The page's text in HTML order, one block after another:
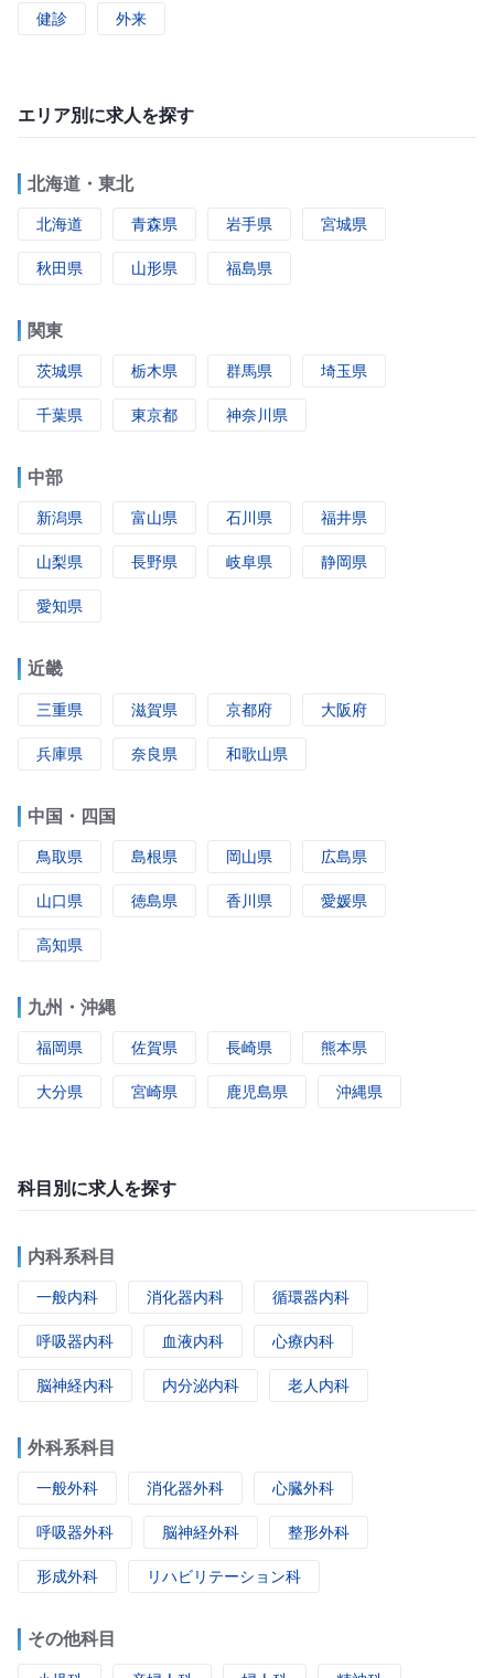
健診 外来
エリア別に求人を探す
北海道・東北
北海道 青森県 岩手県 宮城県
秋田県 山形県 福島県
関東
茨城県 栃木県 群馬県 埼玉県
千葉県 東京都 神奈川県
中部
新潟県 富山県 石川県 福井県
山梨県 長野県 岐阜県 静岡県
愛知県
近畿
三重県 滋賀県 京都府 大阪府
兵庫県 奈良県 和歌山県
中国・四国
鳥取県 島根県 岡山県 広島県
山口県 徳島県 香川県 愛媛県
高知県
九州・沖縄
福岡県 佐賀県 長崎県 熊本県
大分県 宮崎県 鹿児島県 沖縄県
科目別に求人を探す
内科系科目
一般内科 消化器内科 循環器内科
呼吸器内科 血液内科 心療内科
脳神経内科 内分泌内科 老人内科
外科系科目
一般外科 消化器外科 心臓外科
呼吸器外科 脳神経外科 整形外科
形成外科 リハビリテーション科
その他科目